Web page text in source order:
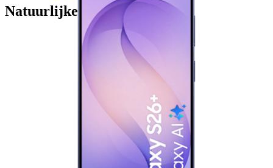
Natuurlijke selfies